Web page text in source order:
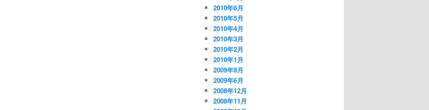
2010年6月
2010年5月
2010年4月
2010年3月
2010年2月
2010年1月
2009年9月
2009年6月
2008年12月
2008年11月